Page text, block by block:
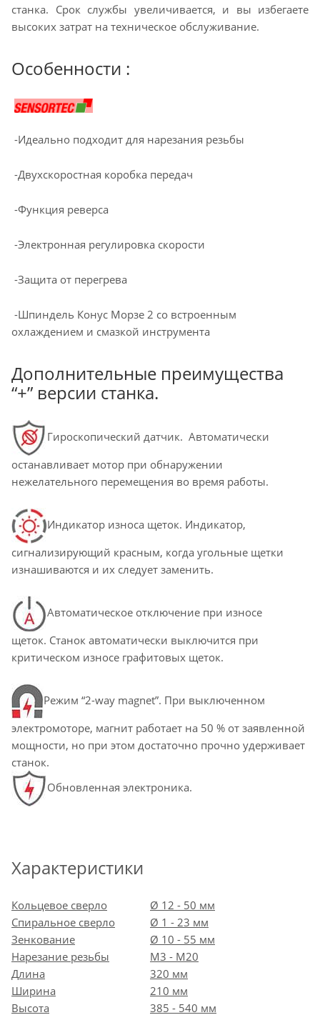
станка. Срок службы увеличивается, и вы избегаете
высоких затрат на техническое обслуживание.
Особенности :
-Идеально подходит для нарезания резьбы
-Двухскоростная коробка передач
-Функция реверса
-Электронная регулировка скорости
-Защита от перегрева
-Шпиндель Конус Морзе 2 со встроенным
охлаждением и смазкой инструмента
Дополнительные преимущества
“+” версии станка.
Гироскопический датчик. Автоматически
останавливает мотор при обнаружении
нежелательного перемещения во время работы.
Индикатор износа щеток. Индикатор,
сигнализирующий красным, когда угольные щетки
изнашиваются и их следует заменить.
Автоматическое отключение при износе
щеток. Станок автоматически выключится при
критическом износе графитовых щеток.
Режим “2-way magnet”. При выключенном
электромоторе, магнит работает на 50 % от заявленной
мощности, но при этом достаточно прочно удерживает
станок.
Обновленная электроника.
Характеристики
Кольцевое сверло
Ø 12 - 50 мм
Спиральное сверло
Ø 1 - 23 мм
Зенкование
Ø 10 - 55 мм
Нарезание резьбы
M3 - M20
Длина
320 мм
Ширина
210 мм
Высота
385 - 540 мм